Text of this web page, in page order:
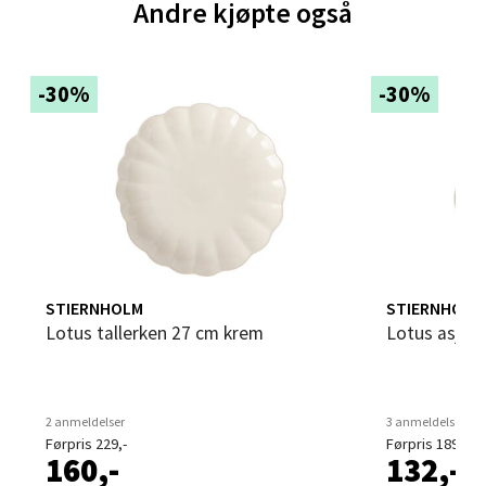
Andre kjøpte også
-30%
STIERNHOLM
Lotus tallerken 27 cm krem
2 anmeldelser
Førpris 229,-
160,-
-30%
STIERNHOLM
Lotus
3 anmeldelser
Førpris 189,-
132,-
Brodtkorbsgate 7, 1338 Sandvika
0 i butikk
Bergen - Thon Senter Sartor
Sartorvegen 12, 5353 Straume
Åpent i dag 10-18
Velg